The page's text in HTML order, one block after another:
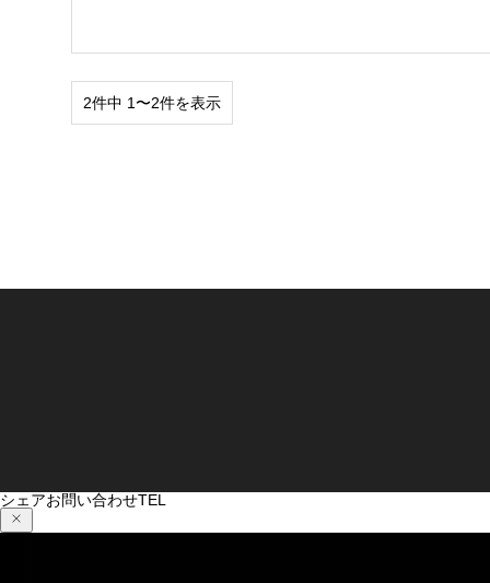
2件中 1〜2件を表示
シェアお問い合わせTEL